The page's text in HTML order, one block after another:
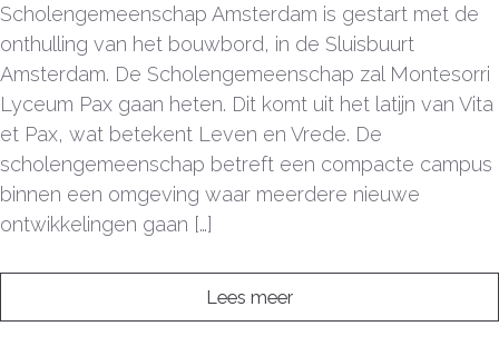
Scholengemeenschap Amsterdam is gestart met de
onthulling van het bouwbord, in de Sluisbuurt
Amsterdam. De Scholengemeenschap zal Montesorri
Lyceum Pax gaan heten. Dit komt uit het latijn van Vita
et Pax, wat betekent Leven en Vrede. De
scholengemeenschap betreft een compacte campus
binnen een omgeving waar meerdere nieuwe
ontwikkelingen gaan […]
Lees meer